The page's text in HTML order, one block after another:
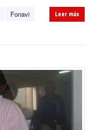
Fonavi
Leer más